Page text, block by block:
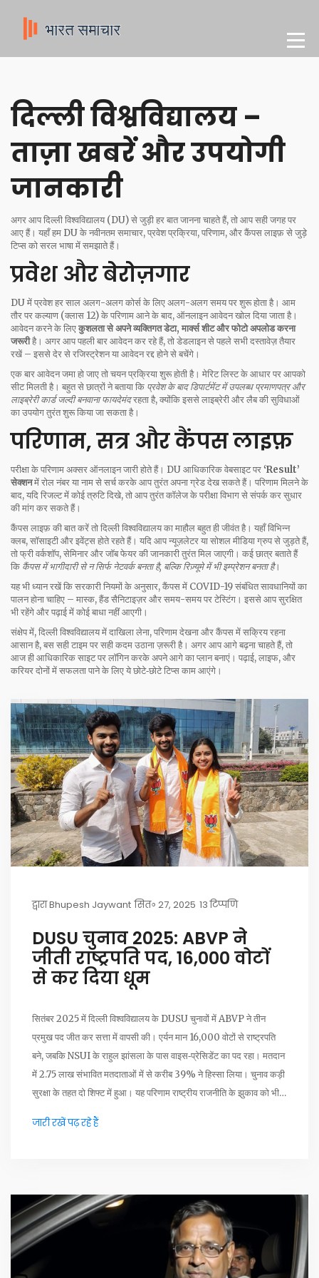
दिल्ली विश्वविद्यालय –
ताज़ा खबरें और उपयोगी
जानकारी
अगर आप दिल्ली विश्वविद्यालय (DU) से जुड़ी हर बात जानना चाहते हैं, तो आप सही जगह पर
आए हैं। यहाँ हम DU के नवीनतम समाचार, प्रवेश प्रक्रिया, परिणाम, और कैंपस लाइफ़ से जुड़े
टिप्स को सरल भाषा में समझाते हैं।
प्रवेश और बेरोज़गार
DU में प्रवेश हर साल अलग-अलग कोर्स के लिए अलग-अलग समय पर शुरू होता है। आम
तौर पर कल्याण (क्लास 12) के परिणाम आने के बाद, ऑनलाइन आवेदन खोल दिया जाता है।
आवेदन करने के लिएकुशलता से अपने व्यक्तिगत डेटा, मार्क्स शीट और फोटो अपलोड करना
जरूरीहै। अगर आप पहली बार आवेदन कर रहे हैं, तो डेडलाइन से पहले सभी दस्तावेज़ तैयार
रखें – इससे देर से रजिस्ट्रेशन या आवेदन रद्द होने से बचेंगे।
एक बार आवेदन जमा हो जाए तो चयन प्रक्रिया शुरू होती है। मेरिट लिस्ट के आधार पर आपको
सीट मिलती है। बहुत से छात्रों ने बताया कि प्रवेश के बाद डिपार्टमेंट में उपलब्ध प्रमाणपत्र और
लाइब्रेरी कार्ड जल्दी बनवाना फायदेमंदरहता है, क्योंकि इससे लाइब्रेरी और लैब की सुविधाओं
का उपयोग तुरंत शुरू किया जा सकता है।
परिणाम, सत्र और कैंपस लाइफ़
परीक्षा के परिणाम अक्सर ऑनलाइन जारी होते हैं। DU आधिकारिक वेबसाइट पर ‘Result’
सेक्शनमें रोल नंबर या नाम से सर्च करके आप तुरंत अपना ग्रेड देख सकते हैं। परिणाम मिलने के
बाद, यदि रिजल्ट में कोई त्रुटि दिखे, तो आप तुरंत कॉलेज के परीक्षा विभाग से संपर्क कर सुधार
की मांग कर सकते हैं।
कैंपस लाइफ़ की बात करें तो दिल्ली विश्वविद्यालय का माहौल बहुत ही जीवंत है। यहाँ विभिन्न
क्लब, सॉसाइटी और इवेंट्स होते रहते हैं। यदि आप न्यूज़लेटर या सोशल मीडिया ग्रुप से जुड़ते हैं,
तो फ्री वर्कशॉप, सेमिनार और जॉब फेयर की जानकारी तुरंत मिल जाएगी। कई छात्र बताते हैं
कि कैंपस में भागीदारी से न सिर्फ नेटवर्क बनता है, बल्कि रिज़्यूमे में भी इम्प्रेशन बनता है।
यह भी ध्यान रखें कि सरकारी नियमों के अनुसार, कैंपस में COVID-19 संबंधित सावधानियों का
पालन होना चाहिए – मास्क, हैंड सैनिटाइज़र और समय-समय पर टेस्टिंग। इससे आप सुरक्षित
भी रहेंगे और पढ़ाई में कोई बाधा नहीं आएगी।
संक्षेप में, दिल्ली विश्वविद्यालय में दाखिला लेना, परिणाम देखना और कैंपस में सक्रिय रहना
आसान है, बस सही टाइम पर सही कदम उठाना ज़रूरी है। अगर आप आगे बढ़ना चाहते हैं, तो
आज ही आधिकारिक साइट पर लॉगिन करके अपने आगे का प्लान बनाएं। पढ़ाई, लाइफ, और
करियर दोनों में सफलता पाने के लिए ये छोटे‑छोटे टिप्स काम आएंगे।
द्वाराBhupesh Jaywant सित॰ 27, 2025 13 टिप्पणि
DUSU चुनाव 2025: ABVP ने
जीती राष्ट्रपति पद, 16,000 वोटों
से कर दिया धूम
सितंबर 2025 में दिल्ली विश्वविद्यालय के DUSU चुनावों में ABVP ने तीन
प्रमुख पद जीत कर सत्ता में वापसी की। एर्यन मान 16,000 वोटों से राष्ट्रपति
बने, जबकि NSUI के राहुल झांसला के पास वाइस‑प्रेसिडेंट का पद रहा। मतदान
में 2.75 लाख संभावित मतदाताओं में से करीब 39% ने हिस्सा लिया। चुनाव कड़ी
सुरक्षा के तहत दो शिफ्ट में हुआ। यह परिणाम राष्ट्रीय राजनीति के झुकाव को भी
जारी रखें पढ़ रहे हैं